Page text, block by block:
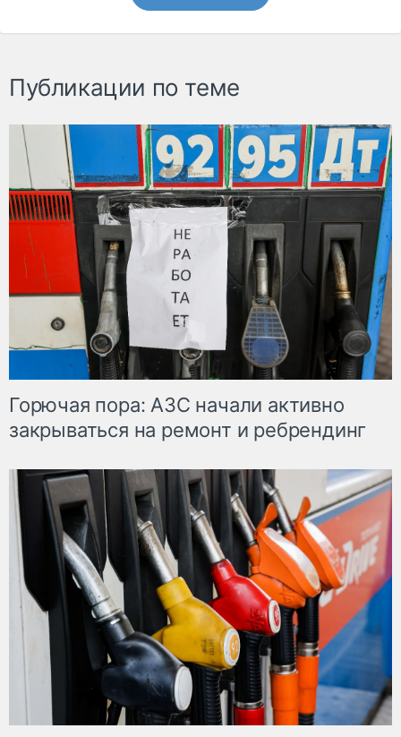
Публикации по теме
Горючая пора: АЗС начали активно
закрываться на ремонт и ребрендинг